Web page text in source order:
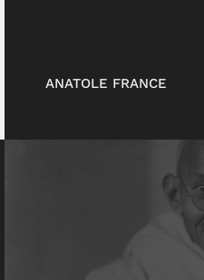
ANATOLE FRANCE